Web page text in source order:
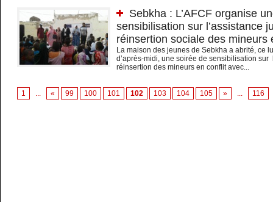
Sebkha : L’AFCF organise
sensibilisation sur l’assistance
réinsertion sociale des mineurs
La maison des jeunes de Sebkha a abrité, ce
d’après-midi, une soirée de sensibilisation sur
réinsertion des mineurs en conflit avec...
1 ... « 99 100 101 102 103 104 105 » ... 116